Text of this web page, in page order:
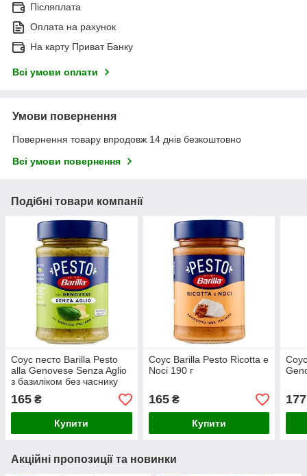
Післяплата
Оплата на рахунок
На карту Приват Банку
Всі умови оплати
Умови повернення
Повернення товару впродовж 14 днів безкоштовно
Всі умови повернення
Подібні товари компанії
Соус песто Barilla Pesto
alla Genovese Senza Aglio
з базиліком без часнику
190 г
165 ₴
Купити
Соус Barilla Pesto Ricotta e
Noci 190 г
165₴
Купити
177
Акційні пропозиції та новинки